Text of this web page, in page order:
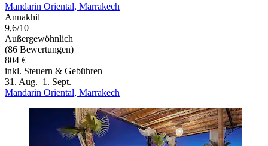
Mandarin Oriental, Marrakech
Annakhil
9,6/10
Außergewöhnlich
(86 Bewertungen)
804 €
inkl. Steuern & Gebühren
31. Aug.–1. Sept.
Mandarin Oriental, Marrakech